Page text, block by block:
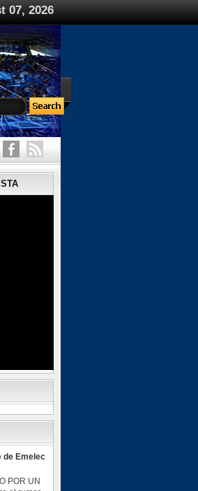
07, 2026
de Emelec
POR UN